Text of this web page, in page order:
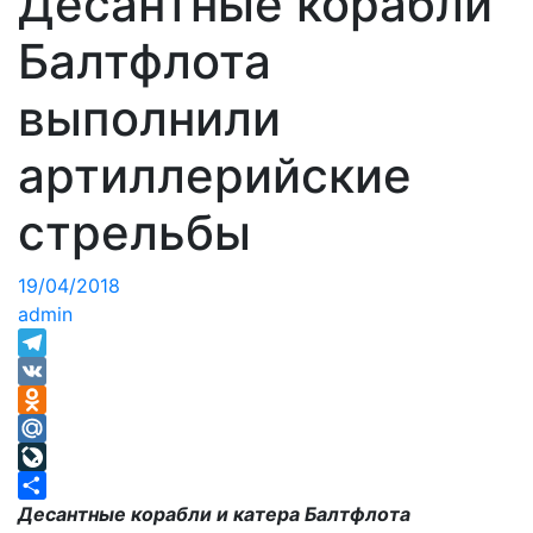
Балтфлота
выполнили
артиллерийские
стрельбы
19/04/2018
admin
Telegram
VK
Odnoklassniki
Mail.Ru
LiveJournal
Отправить
Десантные корабли и катера Балтфлота